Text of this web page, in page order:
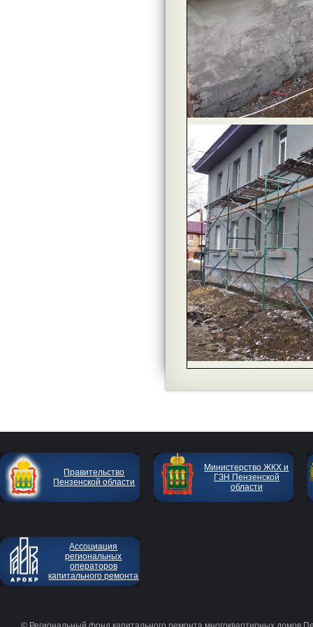
Правительство
Пензенской области
Министерство ЖКХ и
ГЗН Пензенской
области
Ассоциация
региональных
операторов
капитального ремонта